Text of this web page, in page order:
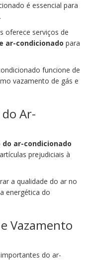
é essencial para
oferece serviços de
ar-condicionado para
funcione de
vazamento de gás e
Ar-
ar-condicionado
prejudiciais à
a qualidade do ar no
energética do
Vazamento
do ar-